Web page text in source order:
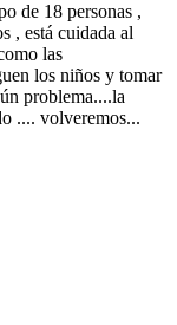
de 18 personas ,
, está cuidada al
las
los niños y tomar
problema....la
.... volveremos...